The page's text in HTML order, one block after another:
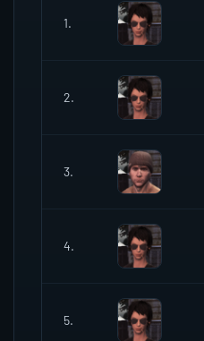
1.
2.
3.
4.
5.